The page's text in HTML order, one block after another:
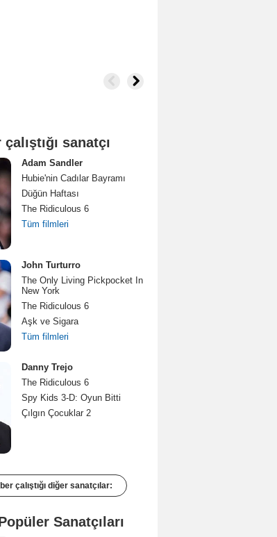
sanatçı
Adam Sandler
Hubie'nin Cadılar Bayramı
Düğün Haftası
The Ridiculous 6
Tüm filmleri
John Turturro
The Only Living Pickpocket In
New York
The Ridiculous 6
Aşk ve Sigara
Tüm filmleri
Danny Trejo
The Ridiculous 6
Spy Kids 3-D: Oyun Bitti
Çılgın Çocuklar 2
çalıştığı diğer sanatçılar:
Sanatçıları